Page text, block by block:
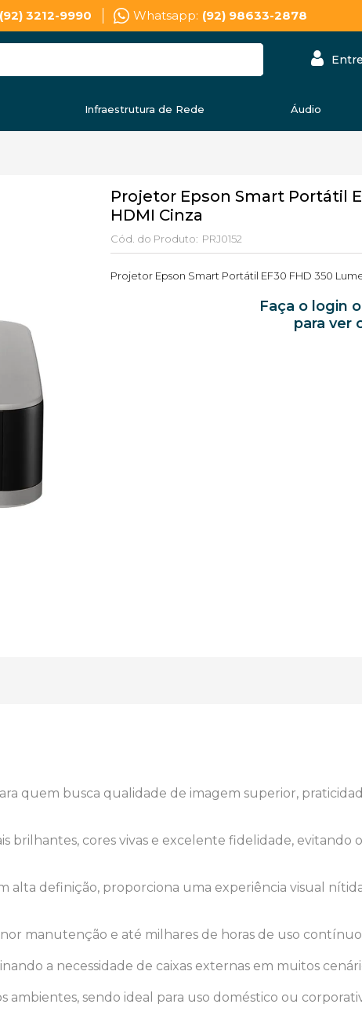
(92) 3212-9990 Whatsapp: (92) 98633-2878
Infraestrutura de Rede Áudio
Projetor Epson Smart Portátil
HDMI Cinza
Cód. do Produto: PRJ0152
Projetor Epson Smart Portátil EF30 FHD 350
Faça o login
para ver
quem busca qualidade de imagem superior,
brilhantes, cores vivas e excelente fidelidade,
alta definição, proporciona uma experiência visual nítida
manutenção e até milhares de horas de uso
a necessidade de caixas externas em muitos
sendo ideal para uso doméstico ou